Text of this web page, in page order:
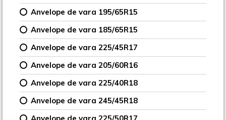
Anvelope de vara 195/65R15
Anvelope de vara 185/65R15
Anvelope de vara 225/45R17
Anvelope de vara 205/60R16
Anvelope de vara 225/40R18
Anvelope de vara 245/45R18